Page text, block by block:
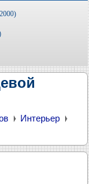
Интерьер